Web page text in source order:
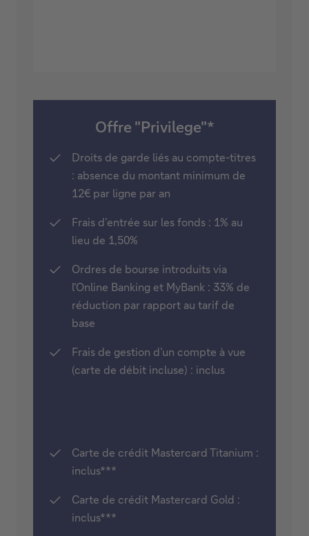
Offre "Privilege"*
Droits de garde liés au compte-titres
: absence du montant minimum de
12€ par ligne par an
Frais d’entrée sur les fonds : 1% au
lieu de 1,50%
Ordres de bourse introduits via
l'Online Banking et MyBank : 33% de
réduction par rapport au tarif de
base
Frais de gestion d’un compte à vue
(carte de débit incluse) : inclus
Carte de crédit Mastercard Titanium :
inclus***
Carte de crédit Mastercard Gold :
inclus***